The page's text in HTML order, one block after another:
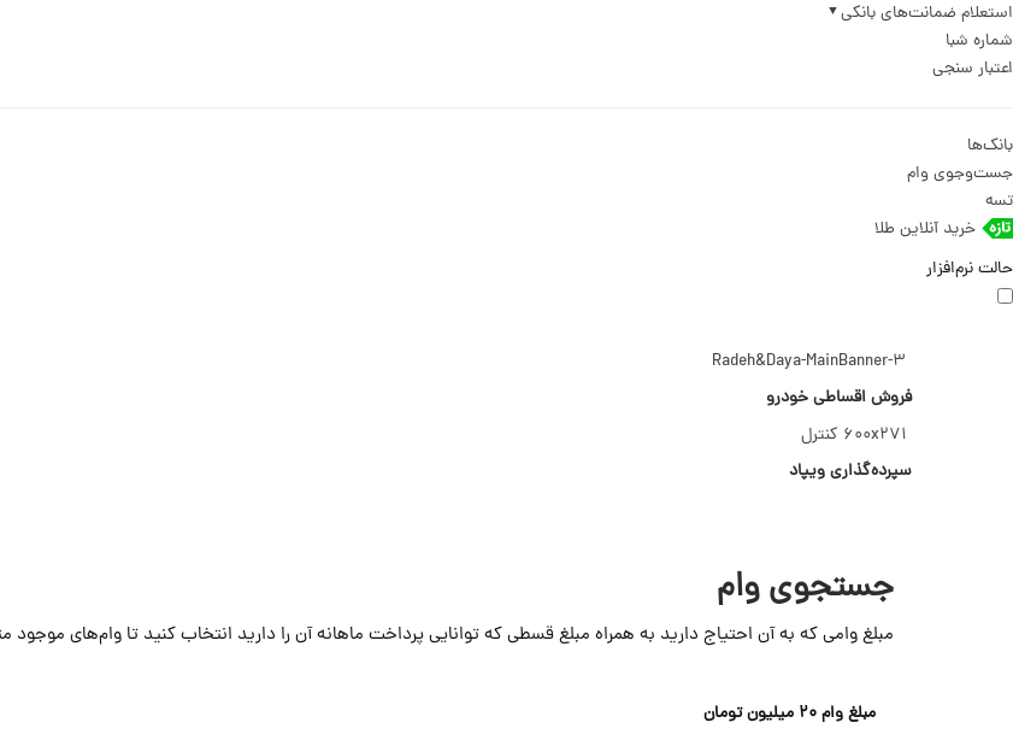
استعلام ضمانت‌های بانکی
شماره شبا
اعتبار سنجی
بانک‌ها
جست‌وجوی وام
تسه
خرید آنلاین طلا
حالت نرم‌افزار
Radeh&Daya-MainBanner-3
فروش اقساطی خودرو
600x271 کنترل
سپرده‌گذاری ویپاد
جستجوی وام
مبلغ وامی که به آن احتیاج دارید به‌ همراه مبلغ قسطی که توانایی پرداخت ماهانه آن ‌را دارید انتخاب کنید تا وام‌های
مبلغ وام20 میلیون تومان